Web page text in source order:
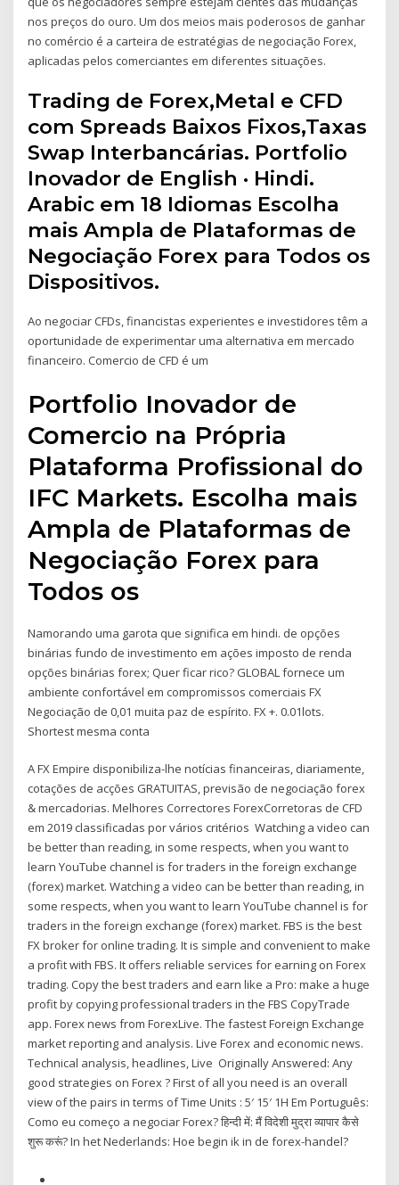
nos preços do ouro. Um dos meios mais poderosos de ganhar
no comércio é a carteira de estratégias de negociação Forex,
aplicadas pelos comerciantes em diferentes situações.
Trading de Forex,Metal e CFD
com Spreads Baixos Fixos,Taxas
Swap Interbancárias. Portfolio
Inovador de English · Hindi.
Arabic em 18 Idiomas Escolha
mais Ampla de Plataformas de
Negociação Forex para Todos os
Dispositivos.
Ao negociar CFDs, financistas experientes e investidores têm a
oportunidade de experimentar uma alternativa em mercado
financeiro. Comercio de CFD é um
Portfolio Inovador de
Comercio na Própria
Plataforma Profissional do
IFC Markets. Escolha mais
Ampla de Plataformas de
Negociação Forex para
Todos os
Namorando uma garota que significa em hindi. de opções
binárias fundo de investimento em ações imposto de renda
opções binárias forex; Quer ficar rico? GLOBAL fornece um
ambiente confortável em compromissos comerciais FX
Negociação de 0,01 muita paz de espírito. FX +. 0.01lots.
Shortest mesma conta
A FX Empire disponibiliza-lhe notícias financeiras, diariamente,
cotações de acções GRATUITAS, previsão de negociação forex
& mercadorias. Melhores Correctores ForexCorretoras de CFD
em 2019 classificadas por vários critérios Watching a video can
be better than reading, in some respects, when you want to
learn YouTube channel is for traders in the foreign exchange
(forex) market. Watching a video can be better than reading, in
some respects, when you want to learn YouTube channel is for
traders in the foreign exchange (forex) market. FBS is the best
FX broker for online trading. It is simple and convenient to make
a profit with FBS. It offers reliable services for earning on Forex
trading. Copy the best traders and earn like a Pro: make a huge
profit by copying professional traders in the FBS CopyTrade
app. Forex news from ForexLive. The fastest Foreign Exchange
market reporting and analysis. Live Forex and economic news.
Technical analysis, headlines, Live Originally Answered: Any
good strategies on Forex ? First of all you need is an overall
view of the pairs in terms of Time Units : 5′ 15′ 1H Em Português:
Como eu começo a negociar Forex? हिन्दी में: मैं विदेशी मुद्रा व्यापार कैसे
शुरू करूं? In het Nederlands: Hoe begin ik in de forex-handel?